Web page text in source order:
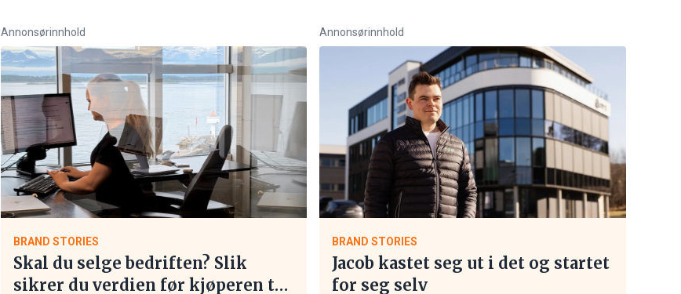
Annonsørinnhold
BRAND STORIES
Skal du selge bedriften? Slik
sikrer du verdien før kjøperen tar
Annonsørinnhold
BRAND STORIES
Jacob kastet seg ut i det og startet
for seg selv